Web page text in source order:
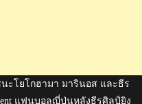
ะโยโกฮามา มารินอส และธีร
แฟนบอลญี่ปุ่นหลังธีรศิลป์ยิง